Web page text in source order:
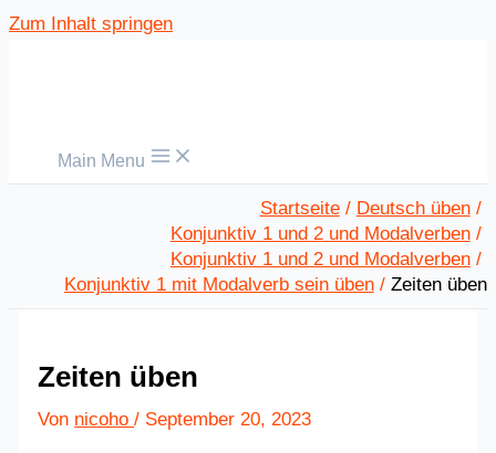
Zum Inhalt springen
Main Menu
Startseite
Deutsch üben
Konjunktiv 1 und 2 und Modalverben
Konjunktiv 1 und 2 und Modalverben
Konjunktiv 1 mit Modalverb sein üben
Zeiten üben
Zeiten üben
Von nicoho/ September 20, 2023